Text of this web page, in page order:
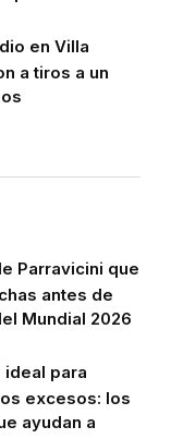
en Villa
a tiros a un
Parravicini que
antes de
Mundial 2026
ideal para
excesos: los
ayudan a